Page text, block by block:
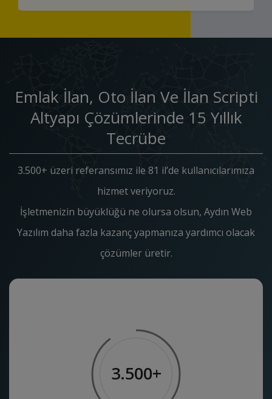
Emlak İlan, Oto İlan Ve İlan Scripti
Altyapı Çözümlerinde 15 Yıllık
Tecrübe
3.500+ üzeri referansımız ile 81 il’de kullanıcılarımıza
hizmet veriyoruz.
İşletmenizin büyüklüğü ne olursa olsun, Aydın Web
Yazılım daha fazla kazanç yapmanıza yardımcı olacak
çözümler üretir.
3.500+